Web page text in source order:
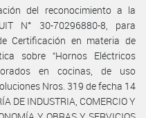
del reconocimiento a la
N° 30-70296880-8, para
Certificación en materia de
sobre “Hornos Eléctricos
en cocinas, de uso
Nros. 319 de fecha 14
DE INDUSTRIA, COMERCIO Y